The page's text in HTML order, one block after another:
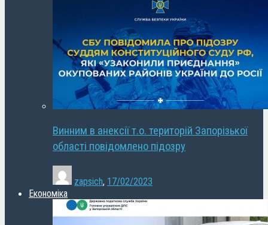
Винним в анексії т.о. територій Запорізької
області повідомлено підозру
zapsich, 17/02/2023
Економіка